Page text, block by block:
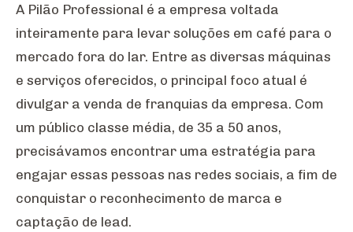
A Pilão Professional é a empresa voltada
inteiramente para levar soluções em café para o
mercado fora do lar. Entre as diversas máquinas
e serviços oferecidos, o principal foco atual é
divulgar a venda de franquias da empresa. Com
um público classe média, de 35 a 50 anos,
precisávamos encontrar uma estratégia para
engajar essas pessoas nas redes sociais, a fim de
conquistar o reconhecimento de marca e
captação de lead.